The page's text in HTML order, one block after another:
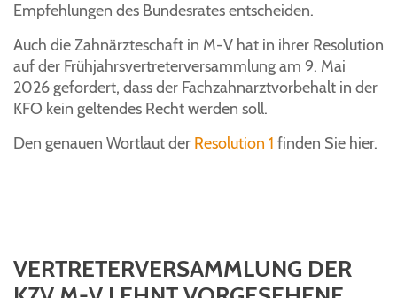
Empfehlungen des Bundesrates entscheiden.
Auch die Zahnärzteschaft in M-V hat in ihrer Resolution
auf der Frühjahrsvertreterversammlung am 9. Mai
2026 gefordert, dass der Fachzahnarztvorbehalt in der
KFO kein geltendes Recht werden soll.
Den genauen Wortlaut der Resolution 1 finden Sie hier.
VERTRETERVERSAMMLUNG DER